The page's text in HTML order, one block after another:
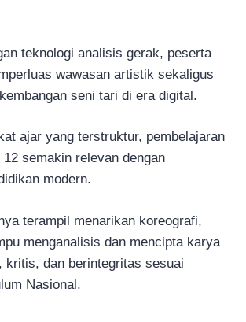
teknologi analisis gerak, peserta
wawasan artistik sekaligus
seni tari di era digital.
ajar yang terstruktur, pembelajaran
12 semakin relevan dengan
modern.
terampil menarikan koreografi,
menganalisis dan mencipta karya
kritis, dan berintegritas sesuai
Nasional.